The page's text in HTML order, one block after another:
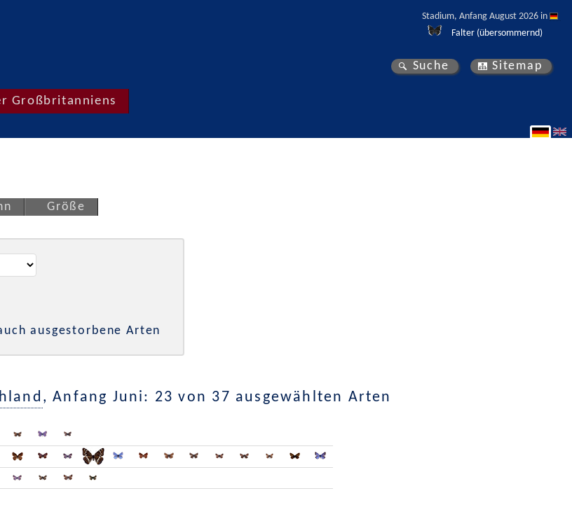
Stadium, Anfang August 2026 in
Falter (übersommernd)
Großbritanniens
Suche Sitemap
Größe
ausgestorbene Arten
, Anfang Juni: 23 von 37 ausgewählten Arten